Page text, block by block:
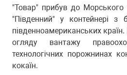
"Товар" прибув до Морського
"Південний" у контейнері з
південноамериканських
огляду вантажу
технологічних порожнинах
кокаїн.